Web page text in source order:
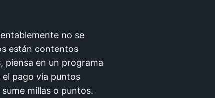
no se
están contentos
piensa en un programa
pago vía puntos
millas o puntos.